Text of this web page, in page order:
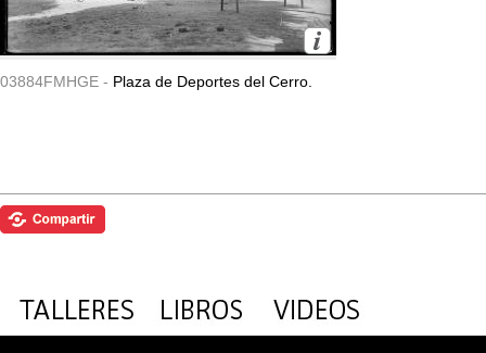
03884FMHGE - Plaza de Deportes del Cerro.